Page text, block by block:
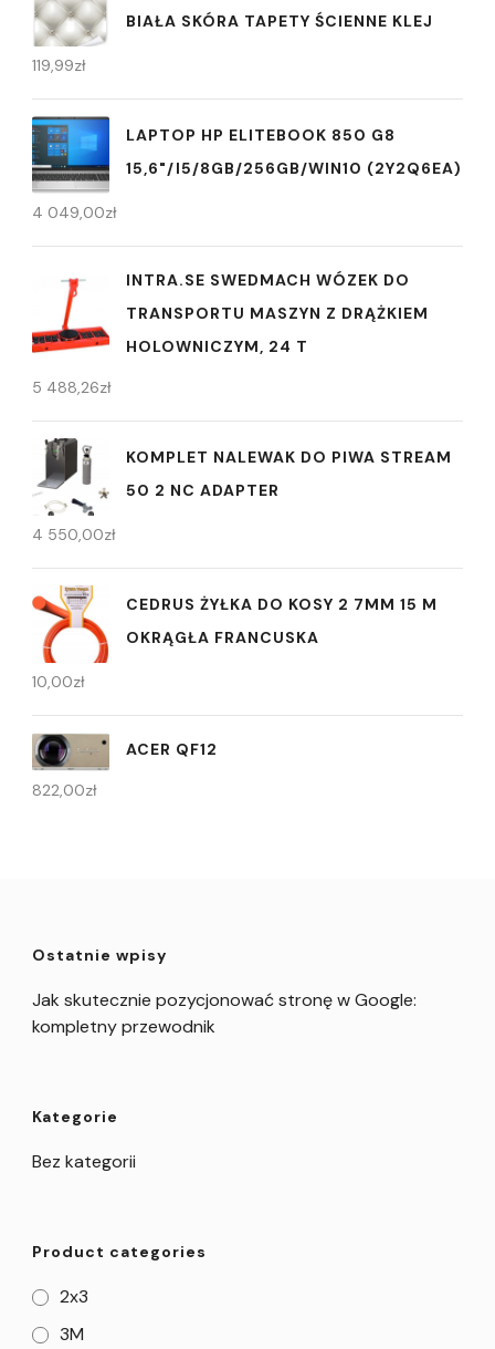
BIAŁA SKÓRA TAPETY ŚCIENNE KLEJ
119,99zł
LAPTOP HP ELITEBOOK 850 G8
15,6"/I5/8GB/256GB/WIN10 (2Y2Q6EA)
4 049,00zł
INTRA.SE SWEDMACH WÓZEK DO
TRANSPORTU MASZYN Z DRĄŻKIEM
HOLOWNICZYM, 24 T
5 488,26zł
KOMPLET NALEWAK DO PIWA STREAM
50 2 NC ADAPTER
4 550,00zł
CEDRUS ŻYŁKA DO KOSY 2 7MM 15 M
OKRĄGŁA FRANCUSKA
10,00zł
ACER QF12
822,00zł
Ostatnie wpisy
Jak skutecznie pozycjonować stronę w Google:
kompletny przewodnik
Kategorie
Bez kategorii
Product categories
2x3
3M